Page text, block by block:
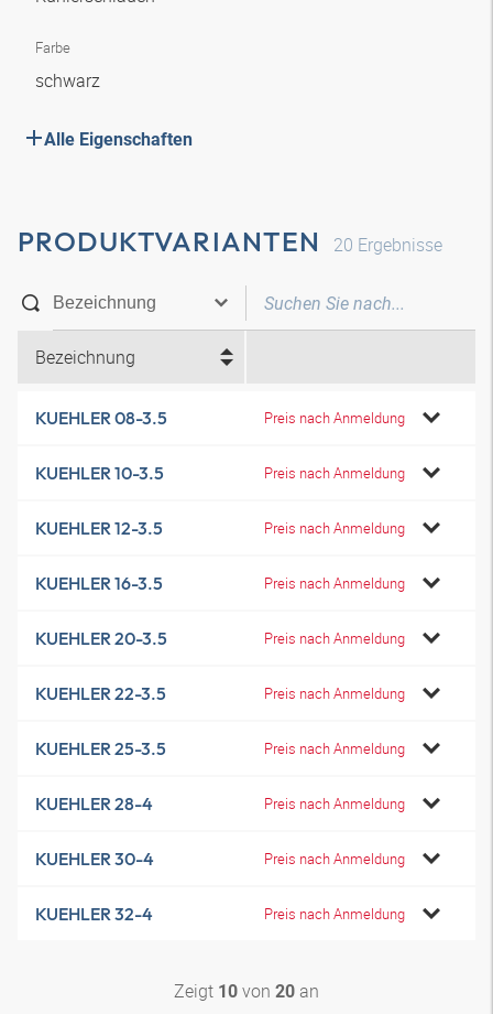
Farbe
schwarz
Alle Eigenschaften
PRODUKTVARIANTEN 20 Ergebnisse
Bezeichnung
KUEHLER 08-3.5 Preis nach Anmeldung
KUEHLER 10-3.5 Preis nach Anmeldung
KUEHLER 12-3.5 Preis nach Anmeldung
KUEHLER 16-3.5 Preis nach Anmeldung
KUEHLER 20-3.5 Preis nach Anmeldung
KUEHLER 22-3.5 Preis nach Anmeldung
KUEHLER 25-3.5 Preis nach Anmeldung
KUEHLER 28-4 Preis nach Anmeldung
KUEHLER 30-4 Preis nach Anmeldung
KUEHLER 32-4 Preis nach Anmeldung
Zeigt 10 von 20 an